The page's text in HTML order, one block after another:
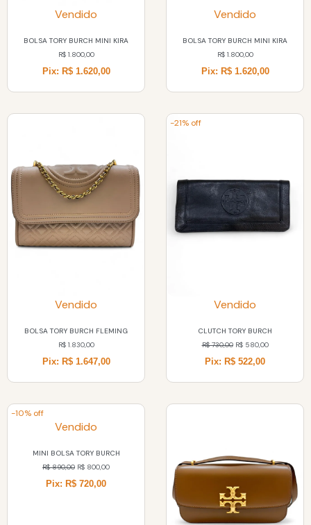
Vendido
BOLSA TORY BURCH MINI KIRA
R$1.800,00
Pix: R$ 1.620,00
Vendido
BOLSA TORY BURCH MINI KIRA
R$1.800,00
Pix: R$ 1.620,00
Vendido
BOLSA TORY BURCH FLEMING
R$1.830,00
Pix: R$ 1.647,00
-21% off
Vendido
CLUTCH TORY BURCH
R$730,00 R$580,00
Pix: R$ 522,00
-10% off
Vendido
MINI BOLSA TORY BURCH
R$890,00 R$ 800,00
Pix: R$ 720,00